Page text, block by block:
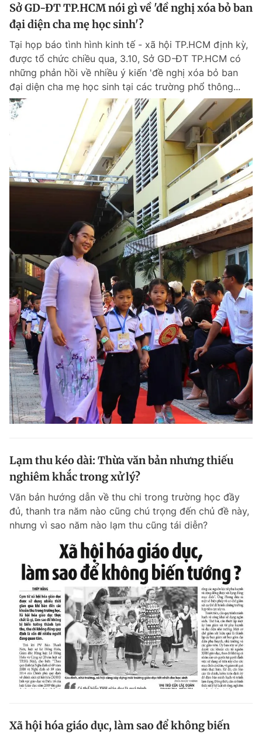
Sở GD-ĐT TP.HCM nói gì về 'đề nghị xóa bỏ ban
đại diện cha mẹ học sinh'?
Tại họp báo tình hình kinh tế - xã hội TP.HCM định kỳ,
được tổ chức chiều qua, 3.10, Sở GD-ĐT TP.HCM có
những phản hồi về nhiều ý kiến 'đề nghị xóa bỏ ban
đại diện cha mẹ học sinh tại các trường phổ thông...
Lạm thu kéo dài: Thừa văn bản nhưng thiếu
nghiêm khắc trong xử lý?
Văn bản hướng dẫn về thu chi trong trường học đầy
đủ, thanh tra năm nào cũng chú trọng đến chủ đề này,
nhưng vì sao năm nào lạm thu cũng tái diễn?
Xã hội hóa giáo dục, làm sao để không biến